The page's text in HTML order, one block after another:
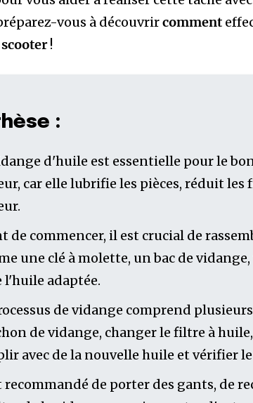
vous à découvrircomment
scooter!
:
d'huile est essentielle pour le
car elle lubrifie les pièces, réduit
de commencer, il est crucial de
une clé à molette, un bac de
l'huile adaptée.
de vidange comprend
de vidange, changer le filtre à
avec de la nouvelle huile et vérifier
recommandé de porter des gants, de